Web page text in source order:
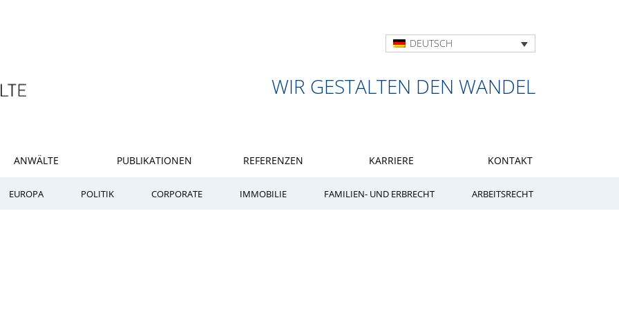
DEUTSCH
WIR GESTALTEN DEN WANDEL
ANWÄLTE PUBLIKATIONEN REFERENZEN KARRIERE KONTAKT
EUROPA POLITIK CORPORATE IMMOBILIE FAMILIEN- UND ERBRECHT ARBEITSRECHT